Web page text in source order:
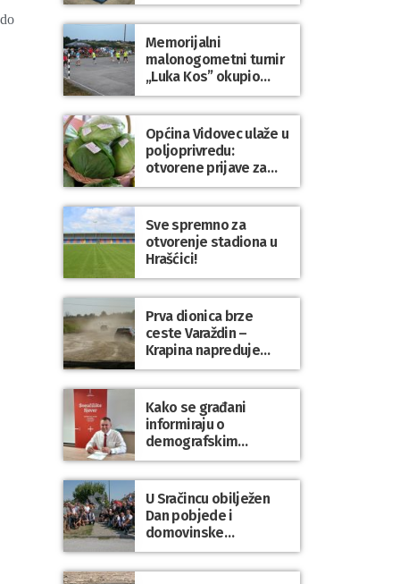
Gradsko kupalište na
Dravi
Memorijalni
malonogometni turnir
„Luka Kos” okupio
brojne ekipe i
posjetitelje u Sudovcu
Općina Vidovec ulaže u
poljoprivredu:
otvorene prijave za
općinske potpore
Sve spremno za
otvorenje stadiona u
Hrašćici!
Prva dionica brze
ceste Varaždin –
Krapina napreduje
prema planu
Kako se građani
informiraju o
demografskim
mjerama? Sudjelujte u
istraživanju!
U Sračincu obilježen
Dan pobjede i
domovinske
zahvalnosti te Dan
hrvatskih branitelja